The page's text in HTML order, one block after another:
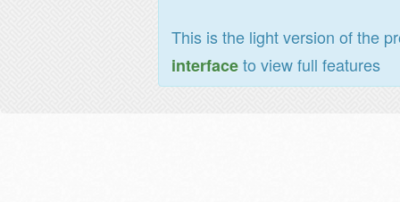
This is the light version of the
interfaceto view full features